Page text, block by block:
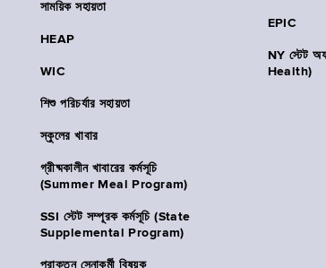
সাময়িক সহায়তা
HEAP
WIC
শিশু পরিচর্যার সহায়তা
স্কুলের খাবার
গ্রীষ্মকালীন খাবারের কর্মসূচি
(Summer Meal Program)
SSI স্টেট সম্পূরক কর্মসূচি (State
Supplemental Program)
প্রাক্তন সেনাকর্মী বিষয়ক
EPIC
NY স্টেট
Health)